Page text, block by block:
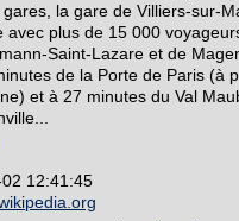
la gare de Villiers-sur-
avec plus de 15 000
Saint-Lazare et de
de la Porte de Paris (à
et à 27 minutes du Val
12:41:45